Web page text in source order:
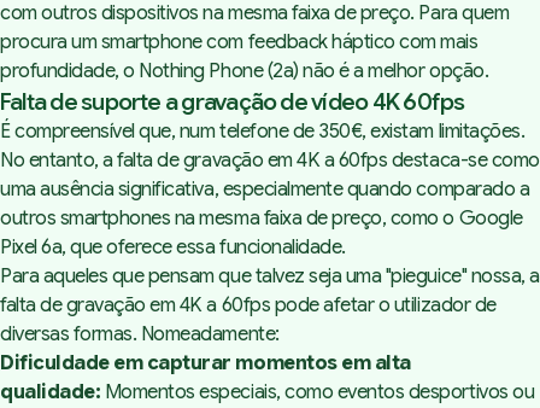
com outros dispositivos na mesma faixa de preço. Para quem
procura um smartphone com feedback háptico com mais
profundidade, o Nothing Phone (2a) não é a melhor opção.
Falta de suporte a gravação de vídeo 4K 60fps
É compreensível que, num telefone de 350€, existam limitações.
No entanto, a falta de gravação em 4K a 60fps destaca-se como
uma ausência significativa, especialmente quando comparado a
outros smartphones na mesma faixa de preço, como o Google
Pixel 6a, que oferece essa funcionalidade.
Para aqueles que pensam que talvez seja uma "pieguice" nossa, a
falta de gravação em 4K a 60fps pode afetar o utilizador de
diversas formas. Nomeadamente:
Dificuldade em capturar momentos em alta
qualidade: Momentos especiais, como eventos desportivos ou